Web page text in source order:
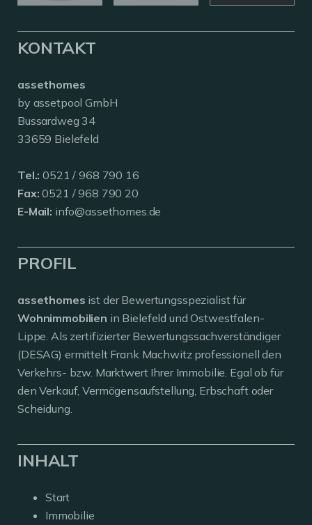
KONTAKT
assethomes
by assetpool GmbH
Bussardweg 34
33659 Bielefeld
Tel.: 0521 / 968 790 16
Fax: 0521 / 968 790 20
E-Mail: info@assethomes.de
PROFIL
assethomes ist der Bewertungsspezialist für
Wohnimmobilien in Bielefeld und Ostwestfalen-
Lippe. Als zertifizierter Bewertungssachverständiger
(DESAG) ermittelt Frank Machwitz professionell den
Verkehrs- bzw. Marktwert Ihrer Immobilie. Egal ob für
den Verkauf, Vermögensaufstellung, Erbschaft oder
Scheidung.
INHALT
Start
Immobilie